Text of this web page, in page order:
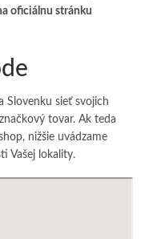
oficiálnu stránku
Slovenku sieť svojich
tovar. Ak teda
nižšie uvádzame
Vašej lokality.